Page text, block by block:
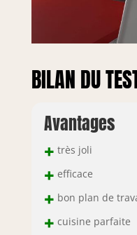
BILAN DU
Avantages
+ très joli
+ efficace
+ bon plan de
+ cuisine parfaite